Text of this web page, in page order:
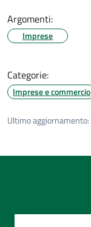
Argomenti:
Imprese
Categorie:
Imprese e commercio
Ultimo aggiornamento: